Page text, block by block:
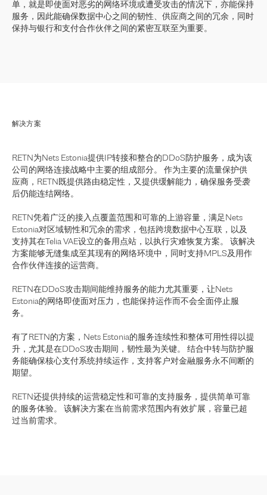
单，就是即使面对恶劣的网络环境或遭受攻击的情况下，亦能保持
服务，因此能确保数据中心之间的韧性、供应商之间的冗余，同时
保持与银行和支付合作伙伴之间的紧密互联至为重要。
解决方案
RETN为Nets Estonia提供IP转接和整合的DDoS防护服务，成为该
公司的网络连接战略中主要的组成部分。 作为主要的流量保护供
应商，RETN既提供路由稳定性，又提供缓解能力，确保服务受袭
后仍能连结网络。
RETN凭着广泛的接入点覆盖范围和可靠的上游容量，满足Nets
Estonia对区域韧性和冗余的需求，包括跨境数据中心互联，以及
支持其在Telia VAE设立的备用点站，以执行灾难恢复方案。 该解决
方案能够无缝集成至其现有的网络环境中，同时支持MPLS及用作
合作伙伴连接的运营商。
RETN在DDoS攻击期间能维持服务的能力尤其重要，让Nets
Estonia的网络即使面对压力，也能保持运作而不会全面停止服
务。
有了RETN的方案，Nets Estonia的服务连续性和整体可用性得以提
升，尤其是在DDoS攻击期间，韧性最为关键。 结合中转与防护服
务能确保核心支付系统持续运作，支持客户对金融服务永不间断的
期望。
RETN还提供持续的运营稳定性和可靠的支持服务，提供简单可靠
的服务体验。 该解决方案在当前需求范围内有效扩展，容量已超
过当前需求。